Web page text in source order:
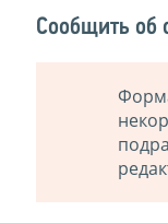
Сообщить об